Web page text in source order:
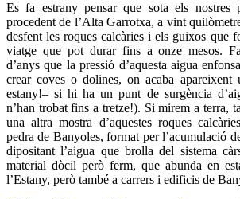
Es fa estrany pensar que sota els nostres
procedent de l’Alta Garrotxa, a vint
desfent les roques calcàries i els guixos que
viatge que pot durar fins a onze mesos.
d’anys que la pressió d’aquesta aigua
crear coves o dolines, on acaba
estany!– si hi ha un punt de surgència
n’han trobat fins a tretze!). Si mirem a terra,
una altra mostra d’aquestes roques
pedra de Banyoles, format per l’acumulació
dipositant l’aigua que brolla del sistema
material dòcil però ferm, que abunda en
l’Estany, però també a carrers i edificis de